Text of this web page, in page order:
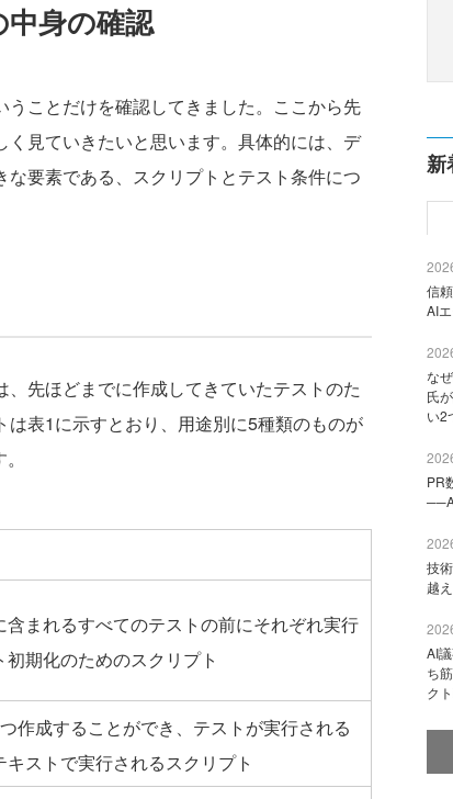
身の確認
ことだけを確認してきました。ここから先
見ていきたいと思います。具体的には、デ
要素である、スクリプトとテスト条件につ
先ほどまでに作成してきていたテストのた
表1に示すとおり、用途別に5種類のものが
含まれるすべてのテストの前にそれぞれ実行
初期化のためのスクリプト
作成することができ、テストが実行される
ストで実行されるスクリプト
新
信
AI
な
氏
い2
PR
技
越
AI
ち
ク